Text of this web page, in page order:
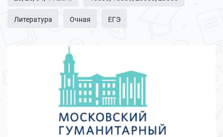
Литература Очная ЕГЭ